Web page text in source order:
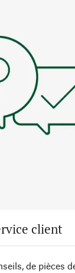
client
de pièces